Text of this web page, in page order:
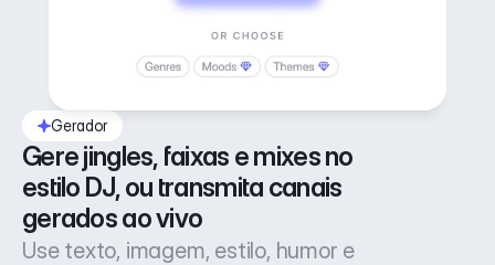
Gerador
Gere jingles, faixas e mixes no
estilo DJ, ou transmita canais
gerados ao vivo
Use texto, imagem, estilo, humor e